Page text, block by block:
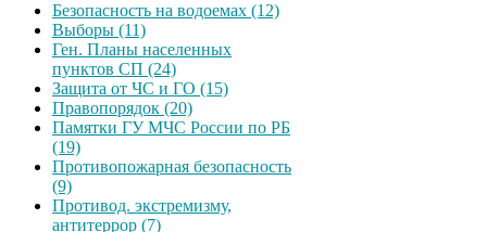
Безопасность на водоемах (12)
Выборы (11)
Ген. Планы населенных
пунктов СП (24)
Защита от ЧС и ГО (15)
Правопорядок (20)
Памятки ГУ МЧС России по РБ
(19)
Противопожарная безопасность
(9)
Противод. экстремизму,
антитеррор (7)